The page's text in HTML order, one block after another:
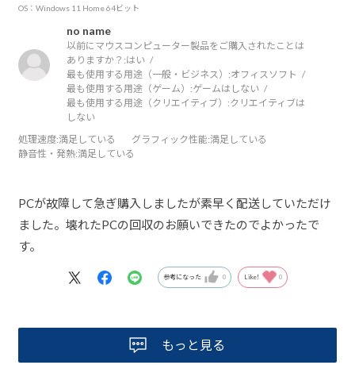
OS：Windows 11 Home 64ビット
no name
以前にマウスコンピューター製品をご購入されたことは
ありますか？:はい
最も使用する用途（一般・ビジネス）:オフィスソフト
最も使用する用途（ゲーム）:ゲームはしない
最も使用する用途（クリエイティブ）:クリエイティブは
しない
処理速度:満足している グラフィック性能:満足している
静音性・発熱:満足している
PCが故障して急ぎ購入しましたが素早く配送していただけ
ました。壊れたPCの回収のお願いできたのでよかったで
す。
参考になった 0 Like! 0
もっと見る